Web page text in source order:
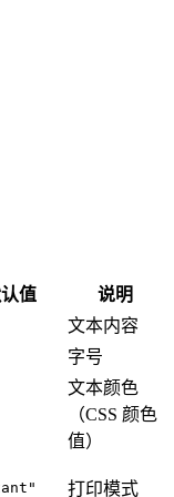
值 说明
文本内容
字号
文本颜色
（CSS 颜色
值）
打印模式